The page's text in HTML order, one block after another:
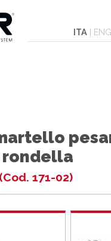
ITA | ENG
rondella
(Cod. 171-02)